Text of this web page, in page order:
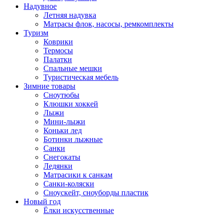
Надувное
Летняя надувка
Матрасы флок, насосы, ремкомплекты
Туризм
Коврики
Термосы
Палатки
Спальные мешки
Туристическая мебель
Зимние товары
Сноутюбы
Клюшки хоккей
Лыжи
Мини-лыжи
Коньки лед
Ботинки лыжные
Санки
Снегокаты
Ледянки
Матрасики к санкам
Санки-коляски
Сноускейт, сноуборды пластик
Новый год
Ёлки искусственные